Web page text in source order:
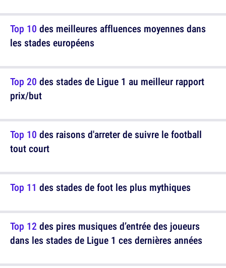
Top 20 des stades de Ligue 1 au meilleur rapport
prix/but
Top 11 des stades de foot les plus mythiques
Top 10 des meilleures affluences moyennes dans
les stades européens
Top 10 des raisons d'arreter de suivre le football
tout court
Top 12 des pires musiques d’entrée des joueurs
dans les stades de Ligue 1 ces dernières années